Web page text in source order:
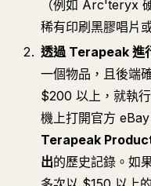
（例如 Arc'teryx
稀有印刷黑膠唱片
透過 Terapeak 進
一個物品，且後端
$200 以上，就執
機上打開官方
Terapeak
出的歷史記錄。如